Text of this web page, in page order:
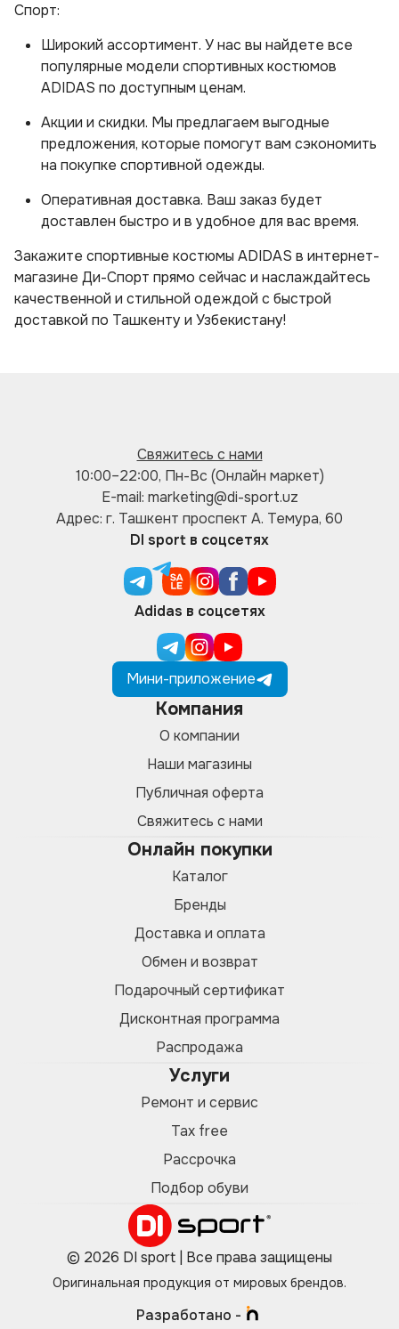
Спорт:
Широкий ассортимент. У нас вы найдете все
популярные модели спортивных костюмов
ADIDAS по доступным ценам.
Акции и скидки. Мы предлагаем выгодные
предложения, которые помогут вам сэкономить
на покупке спортивной одежды.
Оперативная доставка. Ваш заказ будет
доставлен быстро и в удобное для вас время.
Закажите спортивные костюмы ADIDAS в интернет-
магазине Ди-Спорт прямо сейчас и наслаждайтесь
качественной и стильной одеждой с быстрой
доставкой по Ташкенту и Узбекистану!
Свяжитесь с нами
10:00–22:00, Пн-Вс (Онлайн маркет)
E-mail: marketing@di-sport.uz
Адрес: г. Ташкент проспект А. Темура, 60
DI sport в соцсетях
Adidas в соцсетях
Мини-приложение
Компания
О компании
Наши магазины
Публичная оферта
Свяжитесь с нами
Онлайн покупки
Каталог
Бренды
Доставка и оплата
Обмен и возврат
Подарочный сертификат
Дисконтная программа
Распродажа
Услуги
Ремонт и сервис
Tax free
Рассрочка
Подбор обуви
© 2026 DI sport | Все права защищены
Оригинальная продукция от мировых брендов.
Разработано -